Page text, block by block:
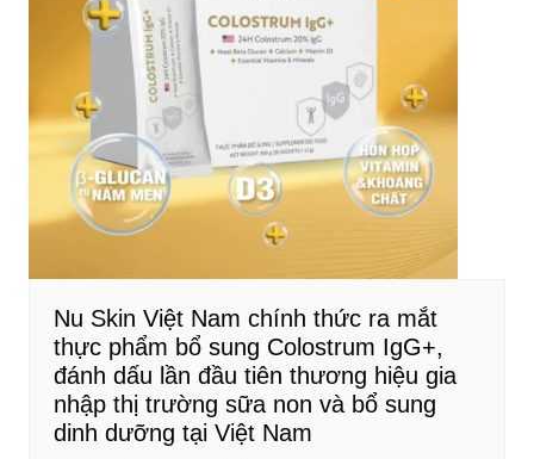
Nu Skin Việt Nam chính thức ra mắt
thực phẩm bổ sung Colostrum IgG+,
đánh dấu lần đầu tiên thương hiệu gia
nhập thị trường sữa non và bổ sung
dinh dưỡng tại Việt Nam